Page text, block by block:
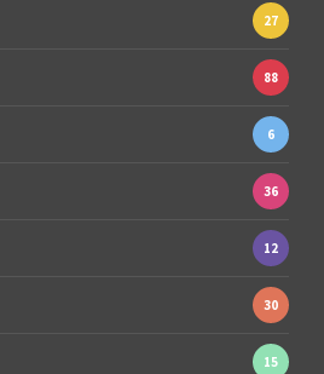
27
88
6
36
12
30
15